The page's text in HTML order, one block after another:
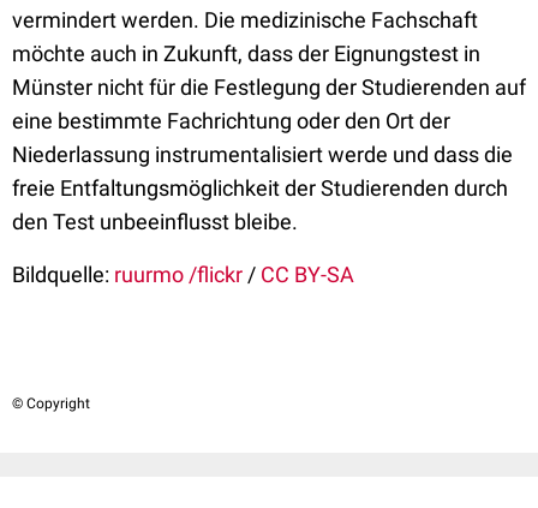
vermindert werden. Die medizinische Fachschaft
möchte auch in Zukunft, dass der Eignungstest in
Münster nicht für die Festlegung der Studierenden auf
eine bestimmte Fachrichtung oder den Ort der
Niederlassung instrumentalisiert werde und dass die
freie Entfaltungsmöglichkeit der Studierenden durch
den Test unbeeinflusst bleibe.
Bildquelle: ruurmo /flickr / CC BY-SA
© Copyright